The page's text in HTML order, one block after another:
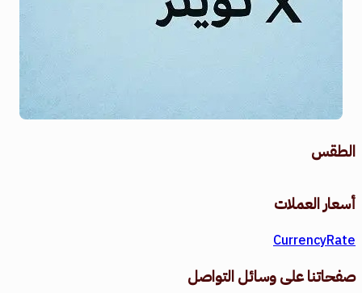
الطقس
أسعار العملات
CurrencyRate
صفحاتنا على وسائل التواصل